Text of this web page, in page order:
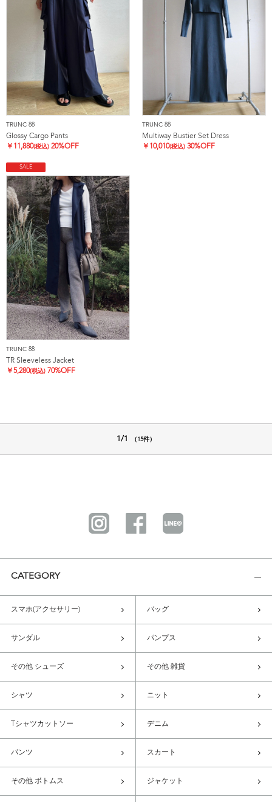
TRUNC 88
Glossy Cargo Pants
￥ 11,880(税込) 20%OFF
TRUNC 88
Multiway Bustier Set Dress
￥ 10,010(税込) 30%OFF
SALE
TRUNC 88
TR Sleeveless Jacket
￥5,280(税込) 70%OFF
1/1 （15件）
CATEGORY
スマホ(アクセサリー) バッグ
サンダル パンプス
その他 シューズ その他 雑貨
シャツ ニット
Tシャツカットソー デニム
パンツ スカート
その他 ボトムス ジャケット